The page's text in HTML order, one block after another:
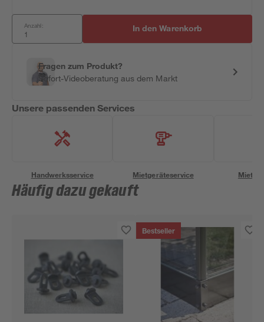
Anzahl: In den Warenkorb
Fragen zum Produkt?
Sofort-Videoberatung aus dem Markt
Unsere passenden Services
Handwerksservice Mietgeräteservice
Häufig dazu gekauft
Bestseller